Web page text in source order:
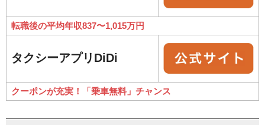
転職後の平均年収837〜1,015万円
タクシーアプリDiDi
クーポンが充実！「乗車無料」チャンス